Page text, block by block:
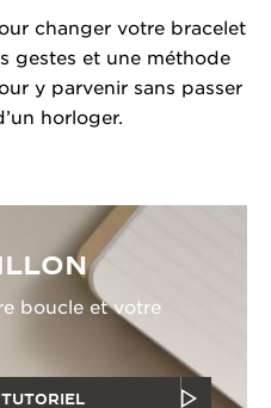
changer votre bracelet
gestes et une méthode
y parvenir sans passer
horloger.
boucle et votre